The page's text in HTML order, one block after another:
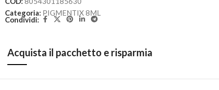
Categoria: PIGMENTIX 8ML
Condividi:
Acquista il pacchetto e risparmia